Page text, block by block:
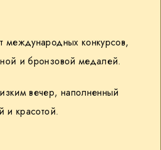
международных конкурсов,
и бронзовой медалей.
вечер, наполненный
и красотой.